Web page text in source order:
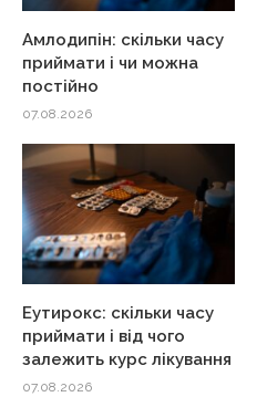
Амлодипін: скільки часу
приймати і чи можна
постійно
07.08.2026
Еутирокс: скільки часу
приймати і від чого
залежить курс лікування
07.08.2026